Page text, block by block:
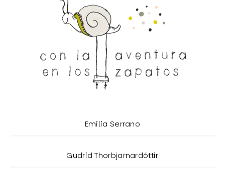
Emilia Serrano
Gudrid Thorbjarnardóttir